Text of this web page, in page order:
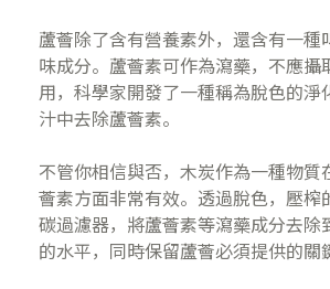
蘆薈除了含有營養素外，還含有一種
味成分。蘆薈素可作為瀉藥，不應攝
用，科學家開發了一種稱為脫色的淨
汁中去除蘆薈素。
不管你相信與否，木炭作為一種物質
薈素方面非常有效。透過脫色，壓榨
碳過濾器，將蘆薈素等瀉藥成分去除
的水平，同時保留蘆薈必須提供的關